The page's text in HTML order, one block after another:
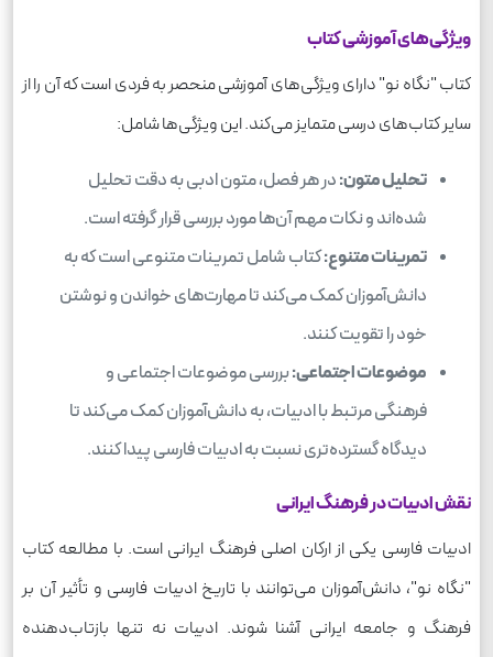
ویژگی‌های آموزشی کتاب
کتاب "نگاه نو" دارای ویژگی‌های آموزشی منحصر به فردی است که آن را از
سایر کتاب‌های درسی متمایز می‌کند. این ویژگی‌ها شامل:
تحلیل متون:در هر فصل، متون ادبی به دقت تحلیل
شده‌اند و نکات مهم آن‌ها مورد بررسی قرار گرفته است.
تمرینات متنوع:کتاب شامل تمرینات متنوعی است که به
دانش‌آموزان کمک می‌کند تا مهارت‌های خواندن و نوشتن
خود را تقویت کنند.
موضوعات اجتماعی:بررسی موضوعات اجتماعی و
فرهنگی مرتبط با ادبیات، به دانش‌آموزان کمک می‌کند تا
دیدگاه گسترده‌تری نسبت به ادبیات فارسی پیدا کنند.
نقش ادبیات در فرهنگ ایرانی
ادبیات فارسی یکی از ارکان اصلی فرهنگ ایرانی است. با مطالعه کتاب
"نگاه نو"، دانش‌آموزان می‌توانند با تاریخ ادبیات فارسی و تأثیر آن بر
فرهنگ و جامعه ایرانی آشنا شوند. ادبیات نه تنها بازتاب‌دهنده